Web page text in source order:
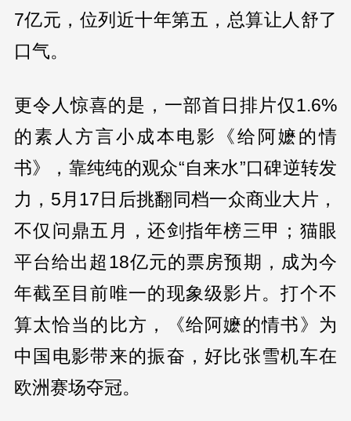
7亿元，位列近十年第五，总算让人舒了
口气。
更令人惊喜的是，一部首日排片仅1.6%
的素人方言小成本电影《给阿嬷的情
书》，靠纯纯的观众“自来水”口碑逆转发
力，5月17日后挑翻同档一众商业大片，
不仅问鼎五月，还剑指年榜三甲；猫眼
平台给出超18亿元的票房预期，成为今
年截至目前唯一的现象级影片。打个不
算太恰当的比方，《给阿嬷的情书》为
中国电影带来的振奋，好比张雪机车在
欧洲赛场夺冠。